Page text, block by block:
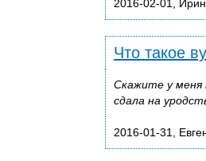
2016-02-01,
Что такое
Скажите у меня
сдала на
2016-01-31,